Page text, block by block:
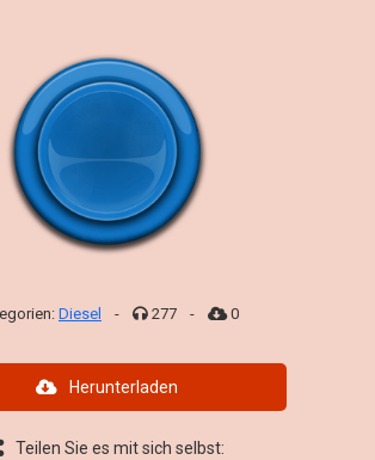
Diesel - 277 - 0
Herunterladen
Teilen Sie es mit sich selbst: